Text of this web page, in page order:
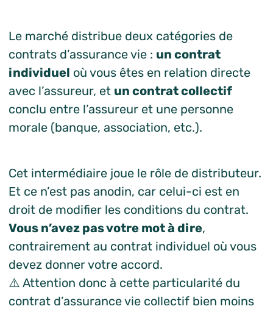
Le marché distribue deux catégories de
contrats d’assurance vie : un contrat
individuel où vous êtes en relation directe
avec l’assureur, et un contrat collectif
conclu entre l’assureur et une personne
morale (banque, association, etc.).
Cet intermédiaire joue le rôle de distributeur.
Et ce n’est pas anodin, car celui-ci est en
droit de modifier les conditions du contrat.
Vous n’avez pas votre mot à dire,
contrairement au contrat individuel où vous
devez donner votre accord.
⚠️ Attention donc à cette particularité du
contrat d’assurance vie collectif bien moins